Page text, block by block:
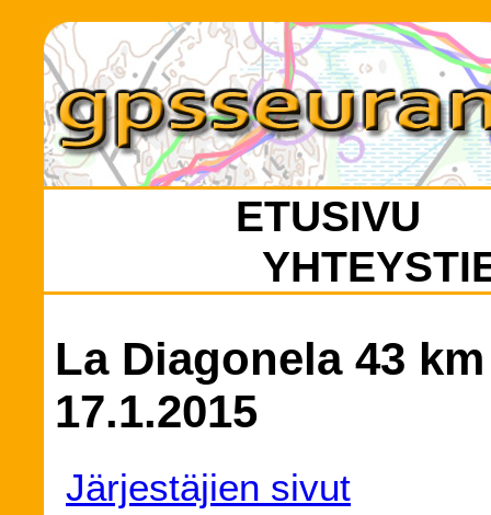
ETUSIVU
La Diagonela 43
17.1.2015
Järjestäjien sivut